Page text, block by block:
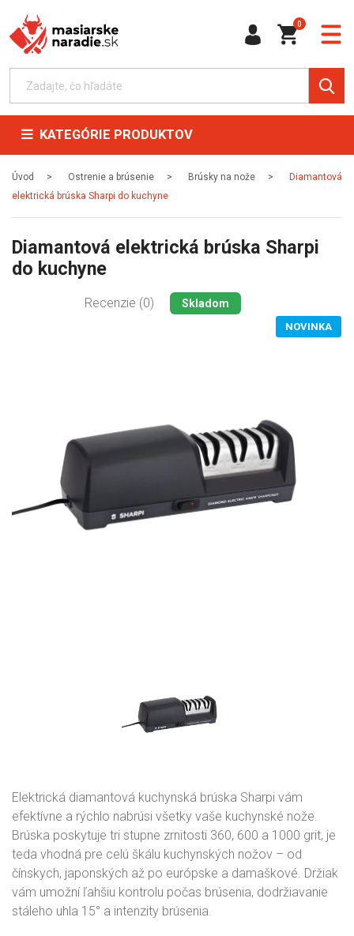
0
KATEGÓRIE PRODUKTOV
Úvod Ostrenie a brúsenie Brúsky na nože
Diamantová
elektrická brúska Sharpi do kuchyne
Diamantová elektrická brúska Sharpi
do kuchyne
Recenzie (0) Skladom
NOVINKA
Elektrická diamantová kuchynská brúska Sharpi vám
efektívne a rýchlo nabrúsi všetky vaše kuchynské nože.
Brúska poskytuje tri stupne zrnitosti 360, 600 a 1000 grit, je
teda vhodná pre celú škálu kuchynských nožov – od
čínskych, japonských až po európske a damaškové. Držiak
vám umožní ľahšiu kontrolu počas brúsenia, dodržiavanie
stáleho uhla 15° a intenzity brúsenia.